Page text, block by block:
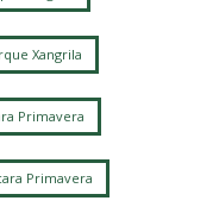
Xangrila
Primavera
Primavera